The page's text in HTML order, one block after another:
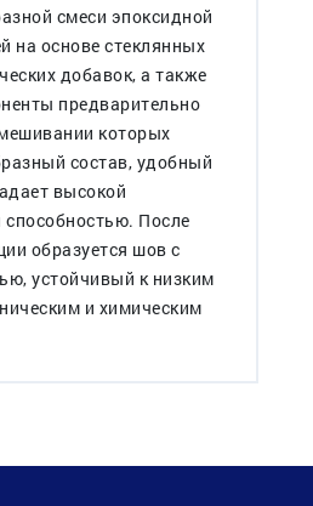
смеси эпоксидной
на основе стеклянных
добавок, а также
предварительно
которых
состав, удобный
высокой
После
образуется шов с
устойчивый к низким
и химическим